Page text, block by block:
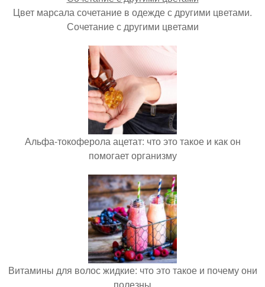
Цвет марсала сочетание в одежде с другими цветами.
Сочетание с другими цветами
Альфа-токоферола ацетат: что это такое и как он
помогает организму
Витамины для волос жидкие: что это такое и почему они